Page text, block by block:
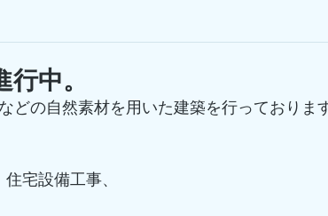
中。
どの自然素材を用いた建築を行っております
宅設備工事、